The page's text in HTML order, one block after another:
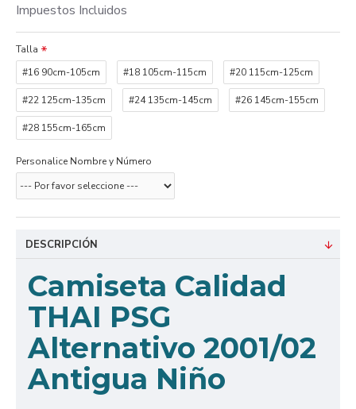
Impuestos Incluidos
Talla
#16 90cm-105cm
#18 105cm-115cm #20 115cm-125cm
#22 125cm-135cm #24 135cm-145cm #26 145cm-155cm
#28 155cm-165cm
Personalice Nombre y Número
DESCRIPCIÓN
Camiseta Calidad
THAI PSG
Alternativo 2001/02
Antigua Niño